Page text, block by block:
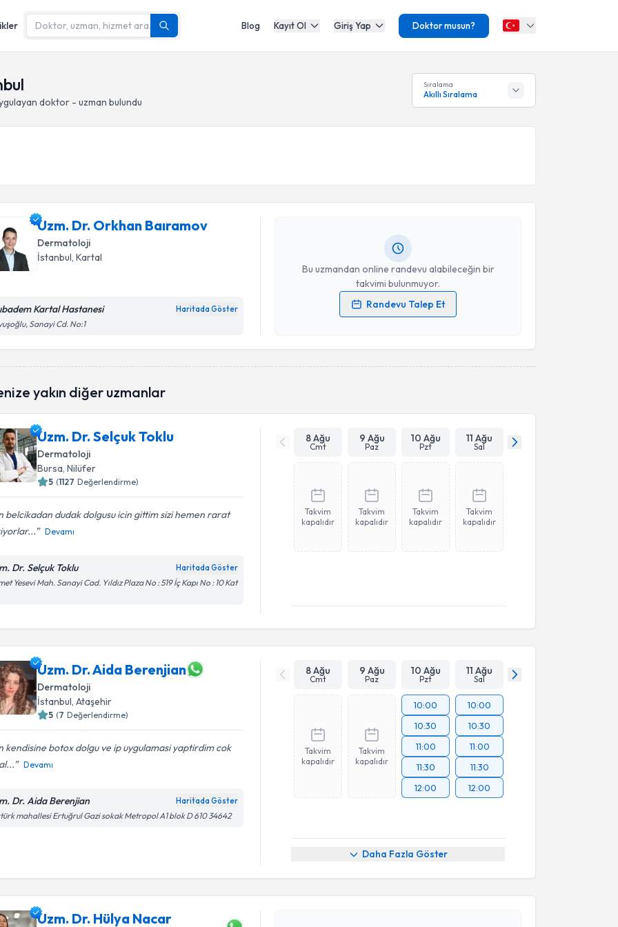
Blog Kayıt Ol Giriş Yap Doktor musun?
doktor - uzman bulundu
Sıralama
Akıllı Sıralama
Uzm. Dr. Orkhan Baıramov
Dermatoloji
İstanbul, Kartal
Kartal Hastanesi Haritada Göster
Sanayi Cd. No:1
Bu uzmandan online randevu alabileceğin bir
takvimi bulunmuyor.
Randevu Talep Et
Kişisel verilerimin işlenmesine ilişkinAydınlatma Metni
işlenmesini kabul ediyorum.
yakın diğer uzmanlar
Uzm. Dr. Selçuk Toklu
Dermatoloji
Bursa, Nilüfer
5 (1127 Değerlendirme)
belcikadan dudak dolgusu icin gittim sizi hemen rarat
Devamı
Dr. Selçuk Toklu Haritada Göster
Yesevi Mah. Sanayi Cad. Yıldız Plaza No : 519 İç Kapı No : 10 Kat
8 Ağu
Cmt
9 Ağu
Paz
10 Ağu
Pzt
11 Ağu
Sal
Takvim
kapalıdır
Takvim
kapalıdır
Takvim
kapalıdır
Takvim
kapalıdır
Uzm. Dr. Aida Berenjian
Dermatoloji
İstanbul, Ataşehir
5 (7 Değerlendirme)
kendisine botox dolgu ve ip uygulamasi yaptirdim cok
Devamı
Dr. Aida Berenjian Haritada Göster
mahallesi Ertuğrul Gazi sokak Metropol A1 blok D 610 34642
8 Ağu
Cmt
9 Ağu
Paz
10 Ağu
Pzt
11 Ağu
Sal
Takvim
kapalıdır
Takvim
kapalıdır
10:00
10:30
11:00
11:30
12:00
10:00
10:30
11:00
11:30
12:00
Daha Fazla Göster
Uzm. Dr. Hülya Nacar
Randevu Takvimi Talebi
Uzm. Dr. Hülya Nacar Güçlüeriçin randevu takvimi talebi
oluşturun. Size bu uzmandan randevu almanız için bir takvim